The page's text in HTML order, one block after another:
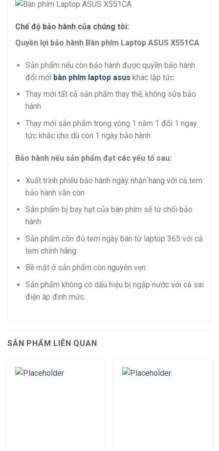
Chế độ bảo hành của chúng tôi:
Quyền lợi bảo hành Bàn phím Laptop ASUS X551CA
Sản phẩm nếu còn bảo hành được quyền bảo hành
đổi mới bàn phím laptop asus khác lập tức
Thay mới tất cả sản phẩm thay thế, không sửa bảo
hành
Thay mới sản phẩm trong vòng 1 năm 1 đổi 1 ngay
tức khắc cho dù còn 1 ngày bảo hành
Bảo hành nếu sản phẩm đạt các yếu tố sau:
Xuất trình phiếu bảo hành ngày nhận hàng với cả tem
bảo hành vẫn còn
Sản phẩm bị bay hạt của bàn phím sẽ từ chối bảo
hành
Sản phẩm còn đủ tem ngày bán từ laptop 365 với cả
tem chính hãng
Bề mặt ở sản phẩm còn nguyên vẹn
Sản phẩm không có dấu hiệu bị ngập nước với cả sai
điện áp định mức.
SẢN PHẨM LIÊN QUAN